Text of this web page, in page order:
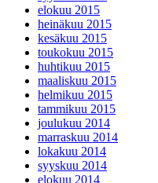
elokuu 2015
heinäkuu 2015
kesäkuu 2015
toukokuu 2015
huhtikuu 2015
maaliskuu 2015
helmikuu 2015
tammikuu 2015
joulukuu 2014
marraskuu 2014
lokakuu 2014
syyskuu 2014
elokuu 2014